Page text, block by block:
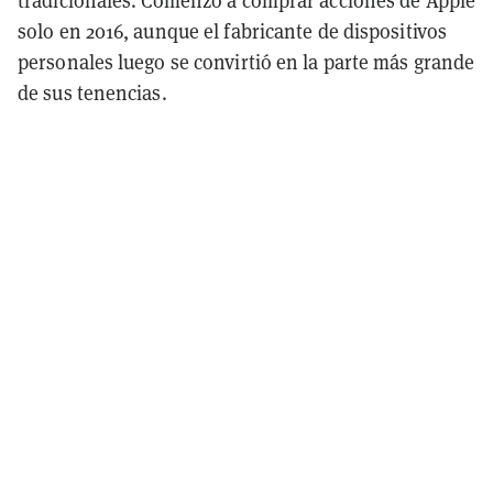
solo en 2016, aunque el fabricante de dispositivos
personales luego se convirtió en la parte más grande
de sus tenencias.